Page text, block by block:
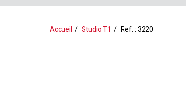
Accueil Studio T1 Ref. : 3220